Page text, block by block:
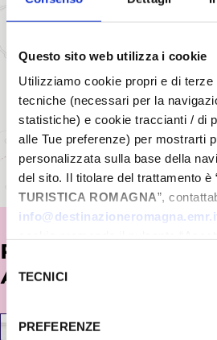
Questo sito web utilizza i cookie
Utilizziamo cookie propri e di terze
tecniche (necessari per la
statistiche) e cookie traccianti / di
alle Tue preferenze) per mostrarti
personalizzata sulla base della
del sito. Il titolare del trattamento è
TURISTICA ROMAGNA”,
gestire le tue preferenze facendo
Qualora acconsenti a tutti i cookie
attualmente non fornisce garanzie
delTECNICI
PREFERENZE
Leaflet
POTREBBE
ANCHE...